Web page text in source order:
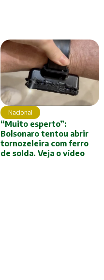
Nacional
“Muito esperto”:
Bolsonaro tentou abrir
tornozeleira com ferro
de solda. Veja o vídeo